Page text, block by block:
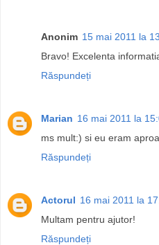
Anonim 15 mai 2011 la
Bravo! Excelenta
Răspundeți
Marian 16 mai 2011 la
ms mult:) si eu eram
Răspundeți
Actorul 16 mai 2011 la
Multam pentru ajutor!
Răspundeți